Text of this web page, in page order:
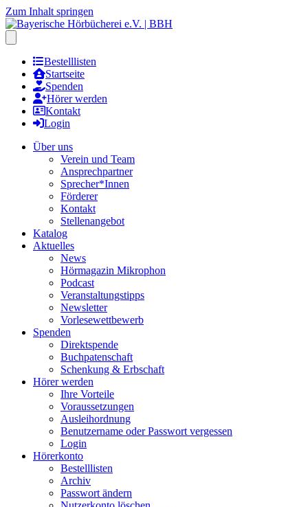
Zum Inhalt springen
Bestelllisten
Startseite
Spenden
Hörer werden
Kontakt
Login
Über uns
Verein und Team
Ansprechpartner
Sprecher*Innen
Förderer
Kontakt
Stellenangebot
Katalog
Aktuelles
News
Hörmagazin Mikrophon
Podcast
Veranstaltungstipps
Newsletter
Vorlesewettbewerb
Spenden
Direktspende
Buchpatenschaft
Schenkung & Erbschaft
Hörer werden
Ihre Vorteile
Voraussetzungen
Ausleihordnung
Benutzername oder Passwort vergessen
Login
Hörerkonto
Bestelllisten
Archiv
Passwort ändern